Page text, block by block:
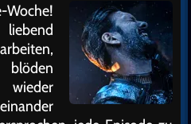
wieder